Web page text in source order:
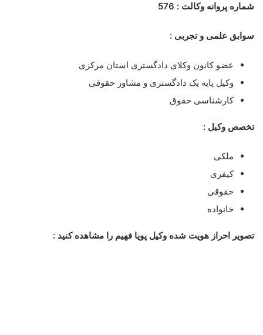
شماره پروانه وکالت : 576
سوابق علمی و تجربی :
عضو کانون وکلای دادگستری استان مرکزی
وکیل پایه یک دادگستری و مشاور حقوقی
کارشناسی حقوق
تخصص وکیل :
ملکی
کیفری
حقوقی
خانواده
تصویر احراز هویت شده وکیل پویا فهیم را مشاهده کنید :